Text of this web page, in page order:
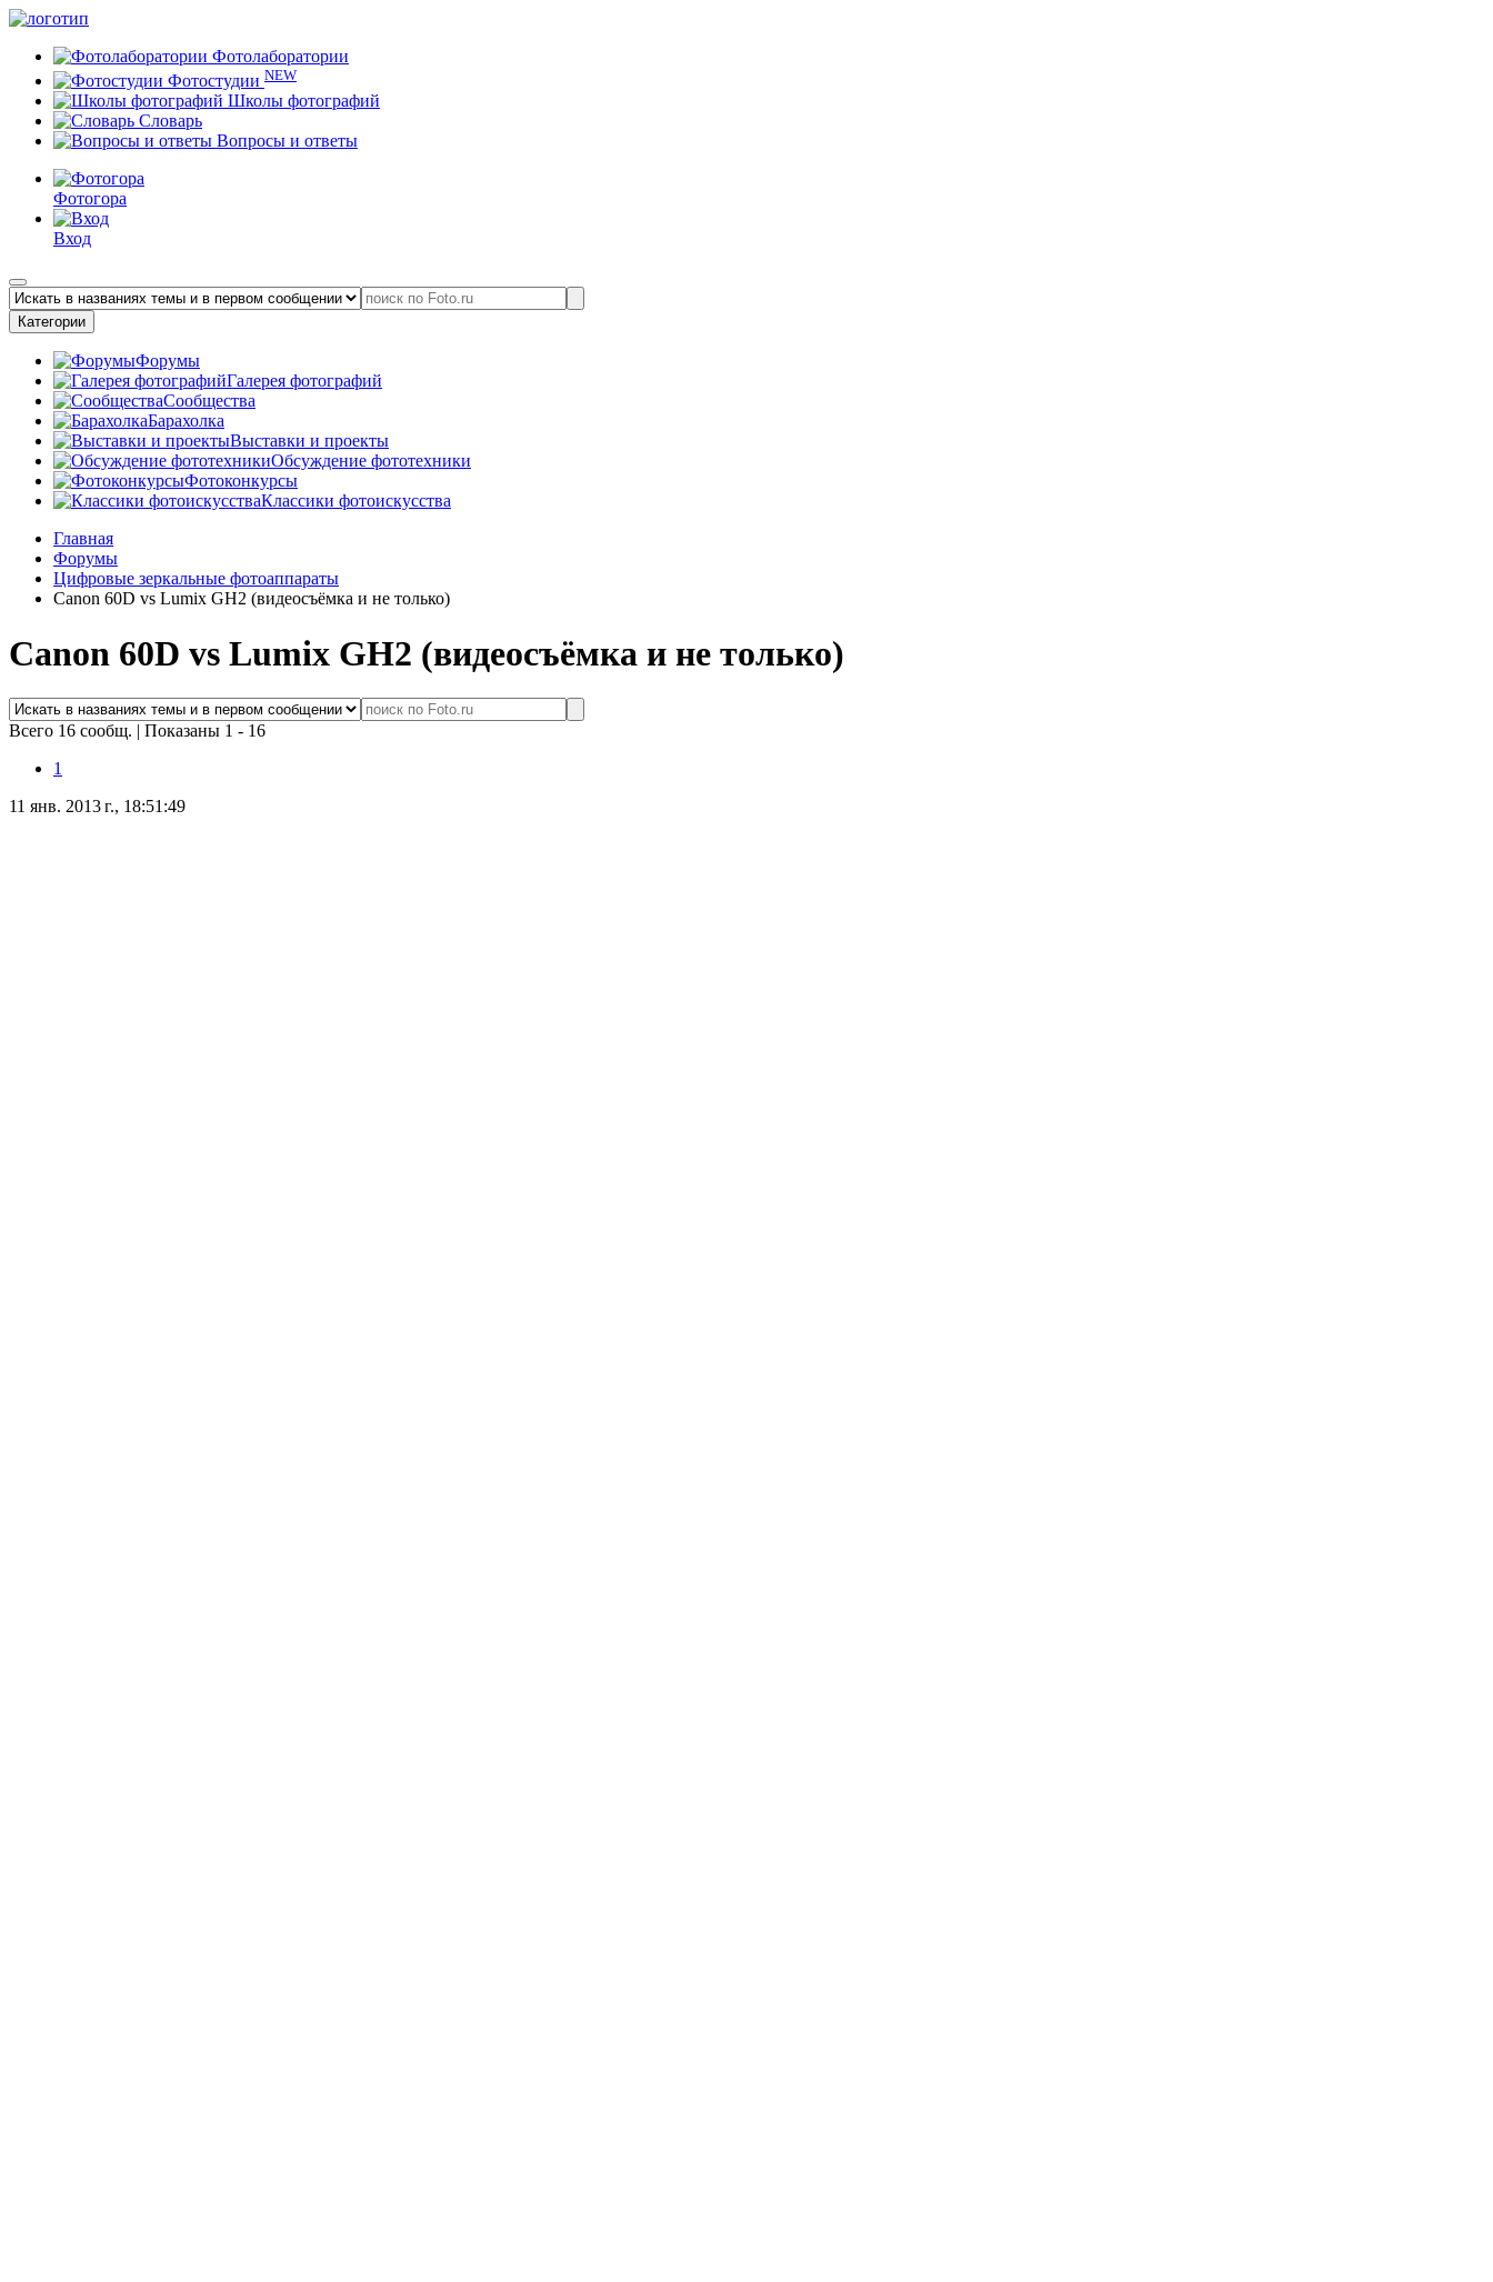
Фотолаборатории
Фотостудии NEW
Школы фотографий
Словарь
Вопросы и ответы
Фотогора
Вход
Категории
Форумы
Галерея фотографий
Сообщества
Барахолка
Выставки и проекты
Обсуждение фототехники
Фотоконкурсы
Классики фотоискусства
Главная
Форумы
Цифровые зеркальные фотоаппараты
Canon 60D vs Lumix GH2 (видеосъёмка и не только)
Canon 60D vs Lumix GH2 (видеосъёмка и не только)
Всего 16 сообщ. | Показаны 1 - 16
1
11 янв. 2013 г., 18:51:49